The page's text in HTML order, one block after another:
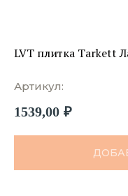
LVT плитка Tarkett
Артикул:
1539,00 ₽